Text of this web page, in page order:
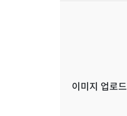
이미지 업로드